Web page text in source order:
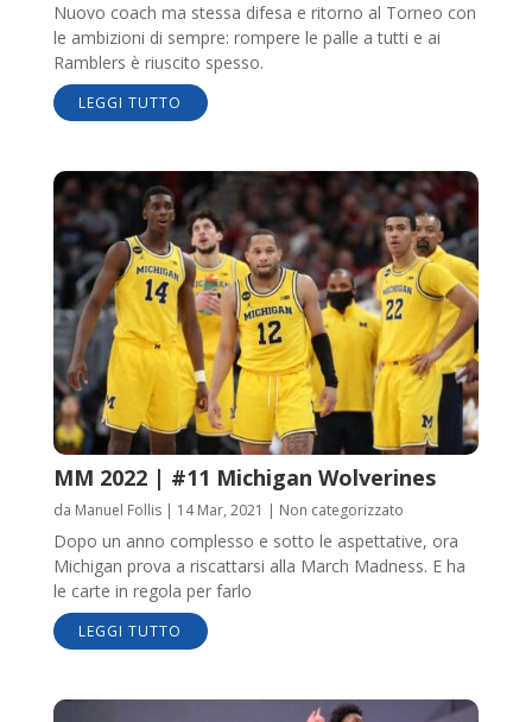
Nuovo coach ma stessa difesa e ritorno al Torneo con
le ambizioni di sempre: rompere le palle a tutti e ai
Ramblers è riuscito spesso.
LEGGI TUTTO
MM 2022 | #11 Michigan Wolverines
da Manuel Follis| 14 Mar, 2021 | Non categorizzato
Dopo un anno complesso e sotto le aspettative, ora
Michigan prova a riscattarsi alla March Madness. E ha
le carte in regola per farlo
LEGGI TUTTO